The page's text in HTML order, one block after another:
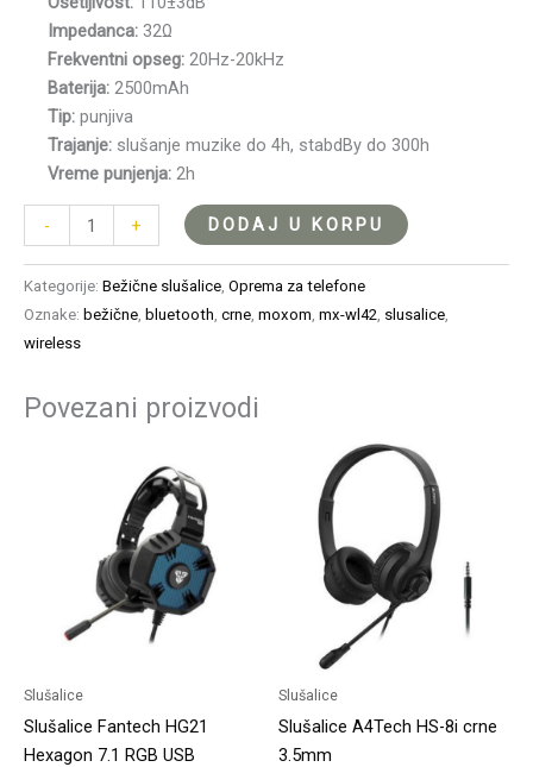
Impedanca: 32Ω
Frekventni opseg: 20Hz-20kHz
Baterija: 2500mAh
Tip: punjiva
Trajanje: slušanje muzike do 4h, stabdBy do 300h
Vreme punjenja: 2h
- + DODAJ U KORPU
Kategorije: Bežične slušalice, Oprema za telefone
Oznake: bežične, bluetooth, crne, moxom, mx-wl42, slusalice,
wireless
Povezani proizvodi
Slušalice
Slušalice Fantech HG21
Hexagon 7.1 RGB USB
Slušalice
Slušalice A4Tech HS-8i crne
3.5mm